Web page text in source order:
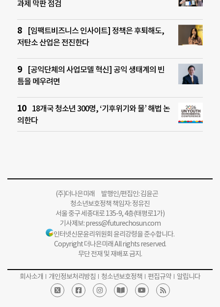
과제 막판 점검
[임팩트비즈니스 인사이트] 정책은 후퇴해도,
저탄소 산업은 전진한다
[공익단체의 사업모델 혁신] 공익 생태계의 빈
틈을 메우려면
18개국 청소년 300명, ‘기후위기와 물’ 해법 논
의한다
(주)더나은미래 발행인/편집인: 김윤곤
청소년보호정책 책임자: 정유진
서울 중구 세종대로 135-9, 4층(태평로1가)
기사제보:press@futurechosun.com
인터넷신문윤리위원회 윤리강령을 준수합니다.
Copyright 더나은미래 All rights reserved.
무단 전재 및 재배포 금지.
회사소개 개인정보처리방침 청소년보호정책 편집규약 알립니다